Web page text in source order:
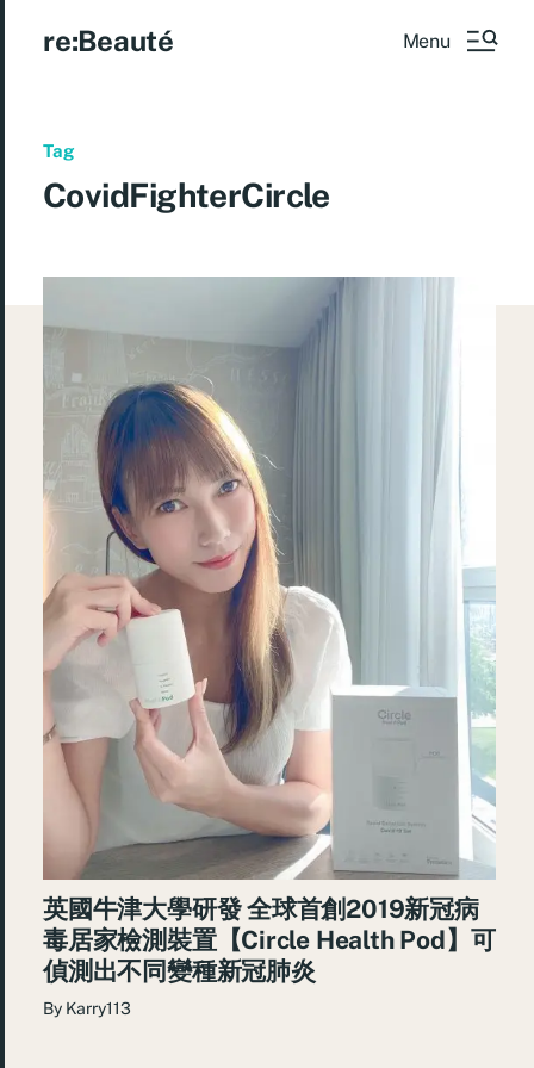
re:Beauté Menu
Tag
CovidFighterCircle
英國牛津大學研發 全球首創2019新冠病
毒居家檢測裝置【Circle Health Pod】可
偵測出不同變種新冠肺炎
By Karry113